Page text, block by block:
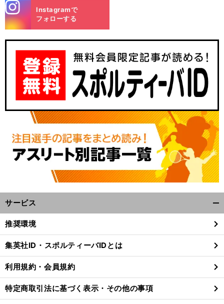
m
Instagramで
フォローする
サービス
閉
る
推奨環境
集英社ID・スポルティーバIDとは
利用規約・会員規約
特定商取引法に基づく表示・その他の事項